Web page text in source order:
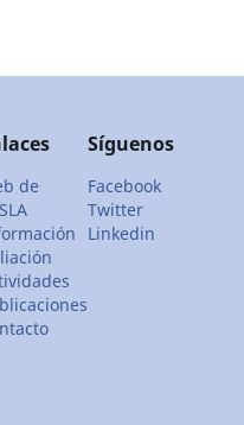
de
Síguenos
Facebook
Twitter
Linkedin